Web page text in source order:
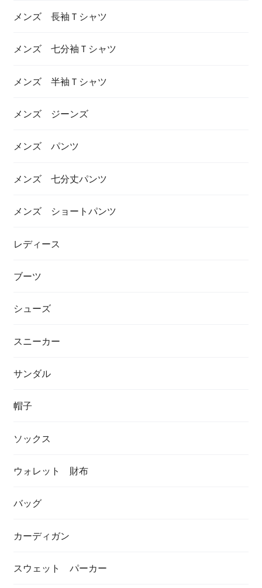
メンズ 長袖Ｔシャツ
メンズ 七分袖Ｔシャツ
メンズ 半袖Ｔシャツ
メンズ ジーンズ
メンズ パンツ
メンズ 七分丈パンツ
メンズ ショートパンツ
レディース
ブーツ
シューズ
スニーカー
サンダル
帽子
ソックス
ウォレット 財布
バッグ
カーディガン
スウェット パーカー